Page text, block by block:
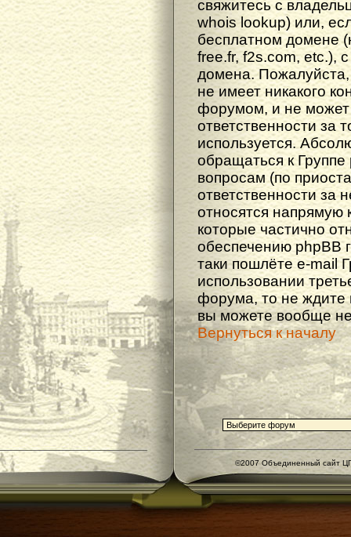
свяжитесь с
whois lookup) или,
бесплатном домене
free.fr, f2s.com, etc.),
домена. Пожалуйста,
не имеет никакого
форумом, и не может
ответственности за
используется.
обращаться к
вопросам (по
ответственности за
относятся напрямую
которые частично
обеспечению phpBB
таки пошлёте e-mail
использовании
форума, то не ждите
вы можете вообще не
Вернуться к началу
©2007 Объединенный сайт